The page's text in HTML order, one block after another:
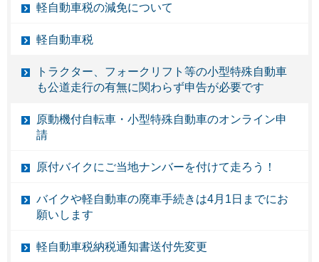
軽自動車税の減免について
軽自動車税
トラクター、フォークリフト等の小型特殊自動車
も公道走行の有無に関わらず申告が必要です
原動機付自転車・小型特殊自動車のオンライン申
請
原付バイクにご当地ナンバーを付けて走ろう！
バイクや軽自動車の廃車手続きは4月1日までにお
願いします
軽自動車税納税通知書送付先変更